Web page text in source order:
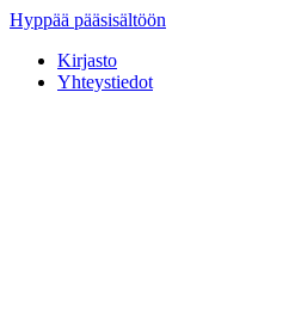
Hyppää pääsisältöön
Kirjasto
Yhteystiedot